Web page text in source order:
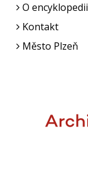
O encyklopedii
Kontakt
Město Plzeň